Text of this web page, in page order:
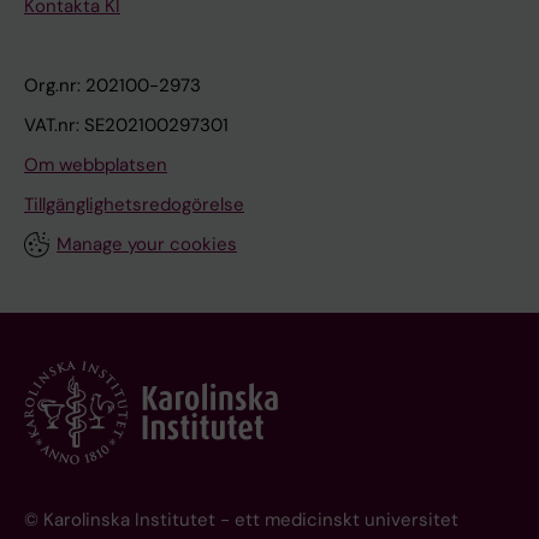
Kontakta KI
Org.nr: 202100-2973
VAT.nr: SE202100297301
Om webbplatsen
Tillgänglighetsredogörelse
Manage your cookies
© Karolinska Institutet - ett medicinskt universitet